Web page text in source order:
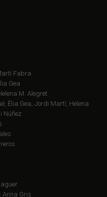
Fabra
Gea
M. Alegret
Èlia Gea, Jordi Martí, Helena
Núñez
Anna Gris